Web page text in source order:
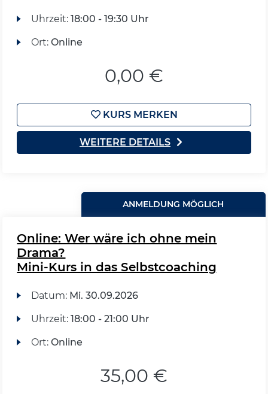
Uhrzeit: 18:00 - 19:30 Uhr
Ort: Online
0,00 €
KURS MERKEN
WEITERE DETAILS
ANMELDUNG MÖGLICH
Online: Wer wäre ich ohne mein
Drama?
Mini-Kurs in das Selbstcoaching
Datum: Mi. 30.09.2026
Uhrzeit: 18:00 - 21:00 Uhr
Ort: Online
35,00 €